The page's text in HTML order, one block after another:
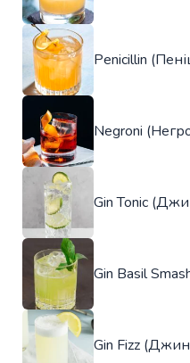
Penicillin
Negroni
Gin Tonic
Gin Basil
Gin Fizz (Джин